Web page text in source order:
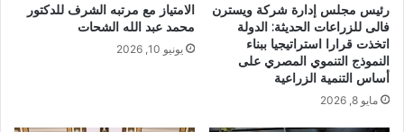
رئيس مجلس إدارة شركة ويسترن
فالى للزراعات الحديثة: الدولة
اتخذت قرارا استراتيجيا ببناء
النموذج التنموي المصري على
أساس التنمية الزراعية
مايو 8, 2026
الامتياز مع مرتبه الشرف للدكتور
محمد عبد الله الشحات
يونيو 10, 2026